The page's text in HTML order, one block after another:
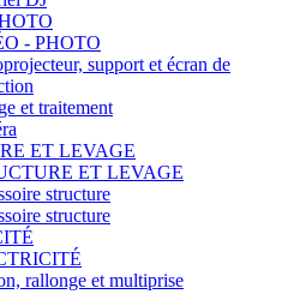
- PHOTO
support et écran de
et traitement
ET LEVAGE
ET LEVAGE
structure
structure
rallonge et multiprise